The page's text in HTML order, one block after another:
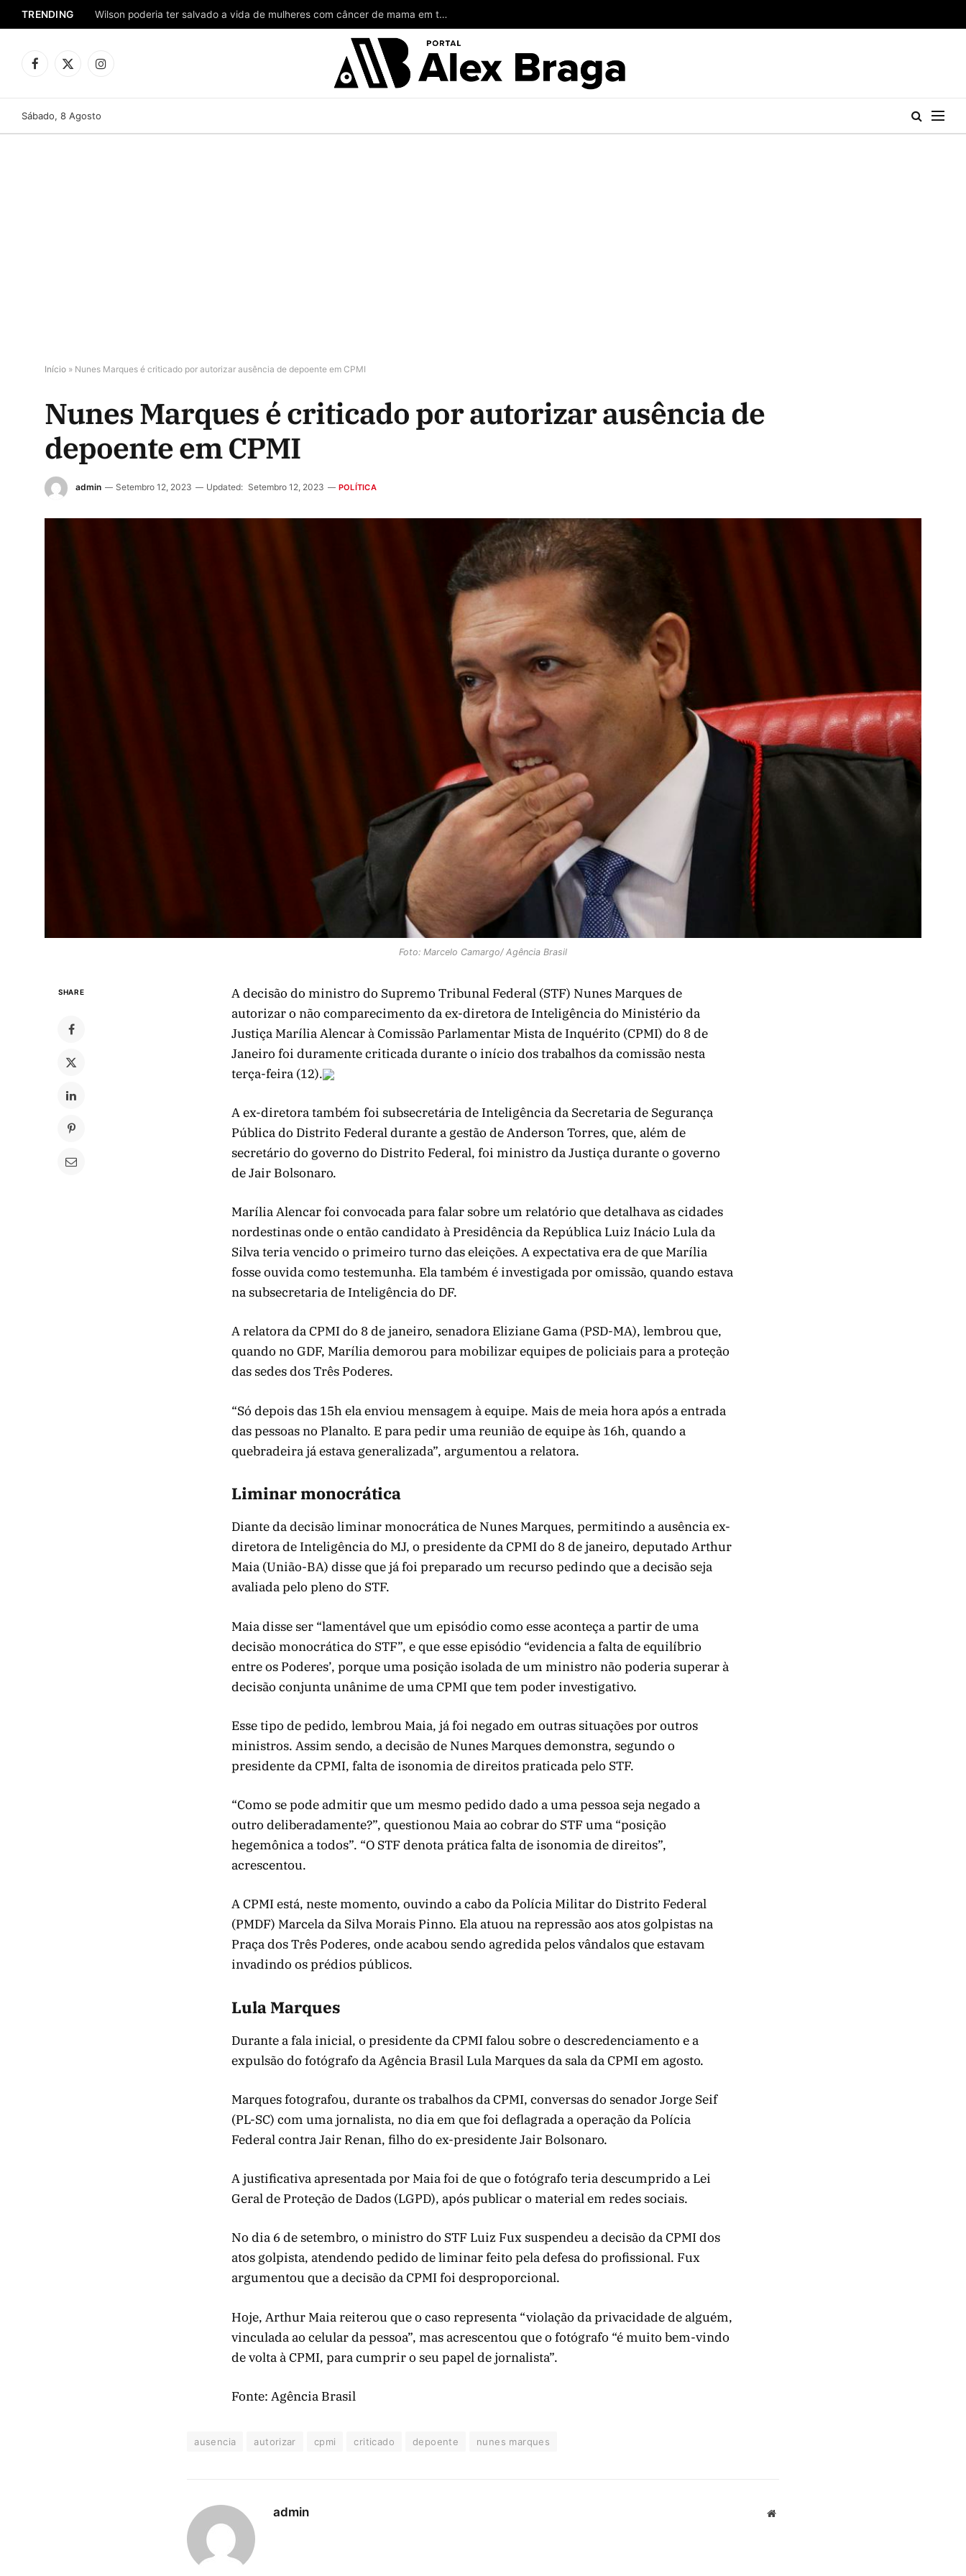
TRENDING Wilson poderia ter salvado a vida de mulheres com câncer de mama em todo o Amazonas
Facebook
X
Instagram
Sábado, 8 Agosto
Início » Nunes Marques é criticado por autorizar ausência de depoente em CPMI
Nunes Marques é criticado por autorizar ausência de
depoente em CPMI
admin Setembro 12, 2023 Updated: Setembro 12, 2023 POLÍTICA
Foto: Marcelo Camargo/ Agência Brasil
SHARE
A decisão do ministro do Supremo Tribunal Federal (STF) Nunes Marques de
autorizar o não comparecimento da ex-diretora de Inteligência do Ministério da
Justiça Marília Alencar à Comissão Parlamentar Mista de Inquérito (CPMI) do 8 de
Janeiro foi duramente criticada durante o início dos trabalhos da comissão nesta
terça-feira (12).
A ex-diretora também foi subsecretária de Inteligência da Secretaria de Segurança
Pública do Distrito Federal durante a gestão de Anderson Torres, que, além de
secretário do governo do Distrito Federal, foi ministro da Justiça durante o governo
de Jair Bolsonaro.
Marília Alencar foi convocada para falar sobre um relatório que detalhava as cidades
nordestinas onde o então candidato à Presidência da República Luiz Inácio Lula da
Silva teria vencido o primeiro turno das eleições. A expectativa era de que Marília
fosse ouvida como testemunha. Ela também é investigada por omissão, quando estava
na subsecretaria de Inteligência do DF.
A relatora da CPMI do 8 de janeiro, senadora Eliziane Gama (PSD-MA), lembrou que,
quando no GDF, Marília demorou para mobilizar equipes de policiais para a proteção
das sedes dos Três Poderes.
“Só depois das 15h ela enviou mensagem à equipe. Mais de meia hora após a entrada
das pessoas no Planalto. E para pedir uma reunião de equipe às 16h, quando a
quebradeira já estava generalizada”, argumentou a relatora.
Liminar monocrática
Diante da decisão liminar monocrática de Nunes Marques, permitindo a ausência ex-
diretora de Inteligência do MJ, o presidente da CPMI do 8 de janeiro, deputado Arthur
Maia (União-BA) disse que já foi preparado um recurso pedindo que a decisão seja
avaliada pelo pleno do STF.
Maia disse ser “lamentável que um episódio como esse aconteça a partir de uma
decisão monocrática do STF”, e que esse episódio “evidencia a falta de equilíbrio
entre os Poderes’, porque uma posição isolada de um ministro não poderia superar à
decisão conjunta unânime de uma CPMI que tem poder investigativo.
Esse tipo de pedido, lembrou Maia, já foi negado em outras situações por outros
ministros. Assim sendo, a decisão de Nunes Marques demonstra, segundo o
presidente da CPMI, falta de isonomia de direitos praticada pelo STF.
“Como se pode admitir que um mesmo pedido dado a uma pessoa seja negado a
outro deliberadamente?”, questionou Maia ao cobrar do STF uma “posição
hegemônica a todos”. “O STF denota prática falta de isonomia de direitos”,
acrescentou.
A CPMI está, neste momento, ouvindo a cabo da Polícia Militar do Distrito Federal
(PMDF) Marcela da Silva Morais Pinno. Ela atuou na repressão aos atos golpistas na
Praça dos Três Poderes, onde acabou sendo agredida pelos vândalos que estavam
invadindo os prédios públicos.
Lula Marques
Durante a fala inicial, o presidente da CPMI falou sobre o descredenciamento e a
expulsão do fotógrafo da Agência Brasil Lula Marques da sala da CPMI em agosto.
Marques fotografou, durante os trabalhos da CPMI, conversas do senador Jorge Seif
(PL-SC) com uma jornalista, no dia em que foi deflagrada a operação da Polícia
Federal contra Jair Renan, filho do ex-presidente Jair Bolsonaro.
A justificativa apresentada por Maia foi de que o fotógrafo teria descumprido a Lei
Geral de Proteção de Dados (LGPD), após publicar o material em redes sociais.
No dia 6 de setembro, o ministro do STF Luiz Fux suspendeu a decisão da CPMI dos
atos golpista, atendendo pedido de liminar feito pela defesa do profissional. Fux
argumentou que a decisão da CPMI foi desproporcional.
Hoje, Arthur Maia reiterou que o caso representa “violação da privacidade de alguém,
vinculada ao celular da pessoa”, mas acrescentou que o fotógrafo “é muito bem-vindo
de volta à CPMI, para cumprir o seu papel de jornalista”.
Fonte: Agência Brasil
ausencia autorizar cpmi criticado depoente nunes marques
admin Website